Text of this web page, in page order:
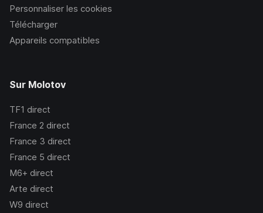
Personnaliser les cookies
Télécharger
Appareils compatibles
Sur Molotov
TF1 direct
France 2 direct
France 3 direct
France 5 direct
M6+ direct
Arte direct
W9 direct